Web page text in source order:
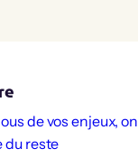
de vos enjeux, on
du reste